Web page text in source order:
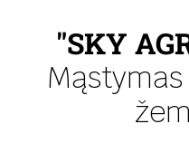
"SKY